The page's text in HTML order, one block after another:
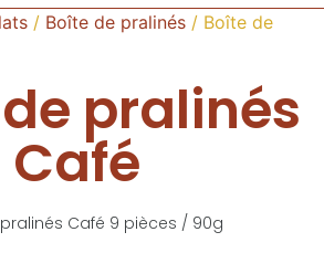
/ Boîte de pralinés / Boîte de
pralinés
Café
Café 9 pièces / 90g